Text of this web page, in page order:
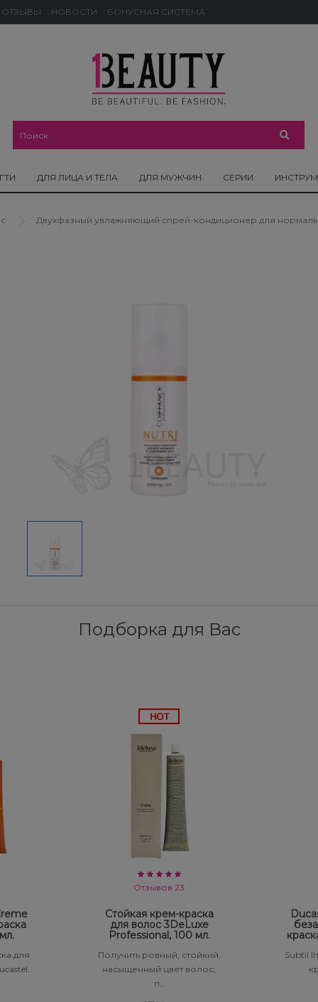
ОТЗЫВЫ НОВОСТИ БОНУСНАЯ СИСТЕМА
ДЛЯ ЛИЦА И ТЕЛА ДЛЯ МУЖЧИН СЕРИИ
Двухфазный увлажняющий спрей-кондиционер для
Подборка для Вас
для
Отзывов 23
Стойкая крем-краска
для волос 3DeLuxe
Professional, 100 мл.
Получить ровный, стойкий,
насыщенный цвет волос,
п..
Subtil